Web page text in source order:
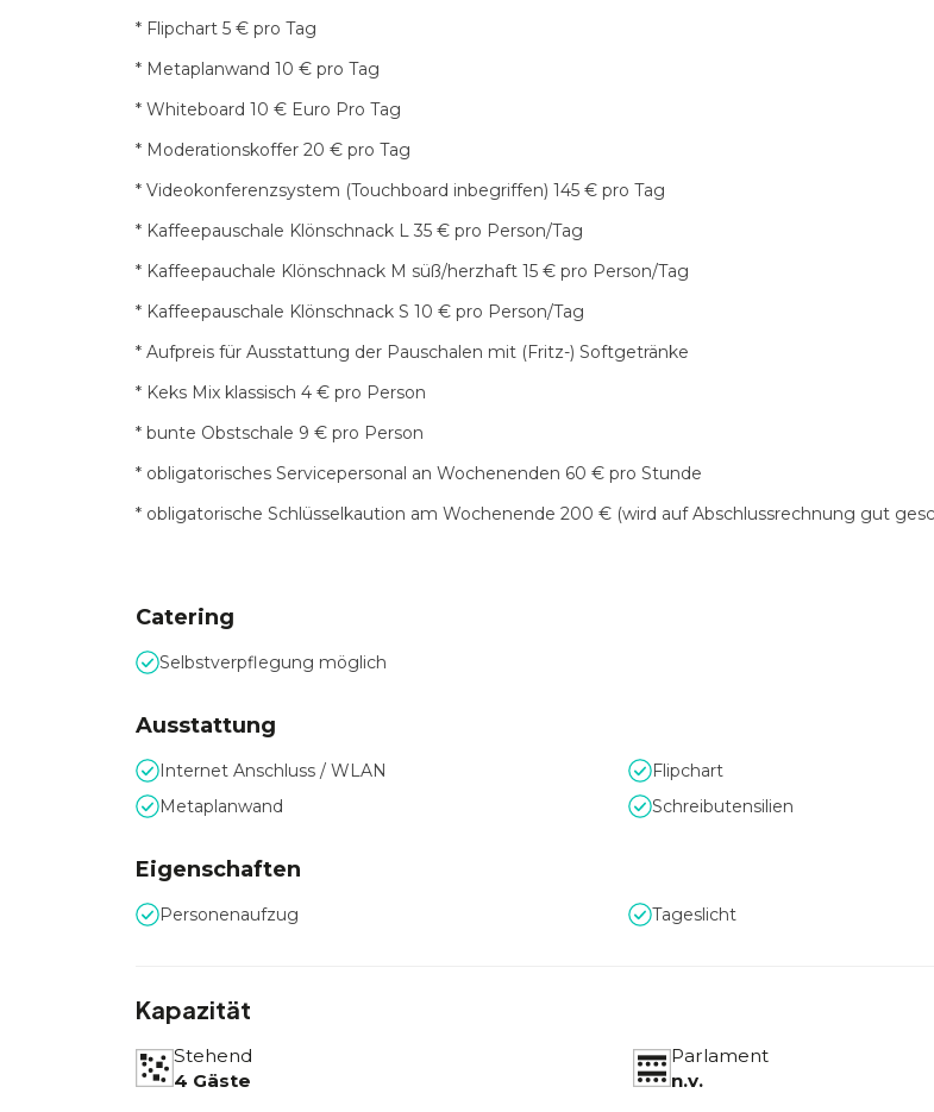
* Flipchart 5 € pro Tag
* Metaplanwand 10 € pro Tag
* Whiteboard 10 € Euro Pro Tag
* Moderationskoffer 20 € pro Tag
* Videokonferenzsystem (Touchboard inbegriffen) 145 € pro Tag
* Kaffeepauschale Klönschnack L 35 € pro Person/Tag
* Kaffeepauchale Klönschnack M süß/herzhaft 15 € pro Person/Tag
* Kaffeepauschale Klönschnack S 10 € pro Person/Tag
* Aufpreis für Ausstattung der Pauschalen mit (Fritz-) Softgetränke
* Keks Mix klassisch 4 € pro Person
* bunte Obstschale 9 € pro Person
* obligatorisches Servicepersonal an Wochenenden 60 € pro Stunde
* obligatorische Schlüsselkaution am Wochenende 200 € (wird auf Abschlussrechnung gut
Catering
Selbstverpflegung möglich
Ausstattung
Internet Anschluss / WLAN
Flipchart
Metaplanwand
Schreibutensilien
Eigenschaften
Personenaufzug Tageslicht
Kapazität
Stehend
4 Gäste
Parlament
n.v.